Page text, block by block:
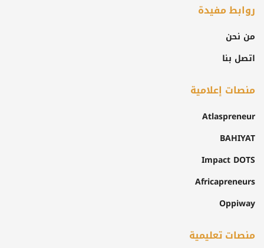
روابط مفيدة
من نحن
اتصل بنا
منصات إعلامية
Atlaspreneur
BAHIYAT
Impact DOTS
Africapreneurs
Oppiway
منصات تعليمية